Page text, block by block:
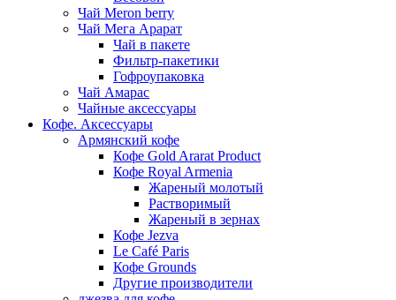
Чай Meron berry
Чай Мега Арарат
Чай в пакете
Фильтр-пакетики
Гофроупаковка
Чай Амарас
Чайные аксессуары
Кофе. Аксессуары
Армянский кофе
Кофе Gold Ararat Product
Кофе Royal Armenia
Жареный молотый
Растворимый
Жареный в зернах
Кофе Jezva
Le Café Paris
Кофе Grounds
Другие производители